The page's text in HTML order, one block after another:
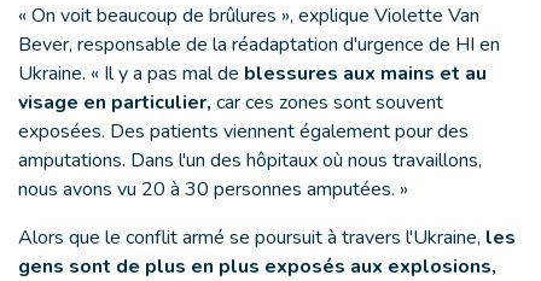
« On voit beaucoup de brûlures », explique Violette Van
Bever, responsable de la réadaptation d'urgence de HI en
Ukraine. « Il y a pas mal de blessures aux mains et au
visage en particulier, car ces zones sont souvent
exposées. Des patients viennent également pour des
amputations. Dans l'un des hôpitaux où nous travaillons,
nous avons vu 20 à 30 personnes amputées. »
Alors que le conflit armé se poursuit à travers l'Ukraine, les
gens sont de plus en plus exposés aux explosions,